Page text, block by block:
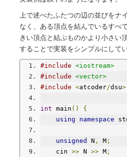
上で述べたふたつの辺の並びをナ
なく、ある頂点を結んでいるすべ
きい頂点と結ぶものかより小さい
することで実装をシンプルにしてい
#include <iostream>
#include <vector>
#include <atcoder/dsu>
int main ()
{
using
namespace
unsigned N , M ;
    cin
>> N >> M ;